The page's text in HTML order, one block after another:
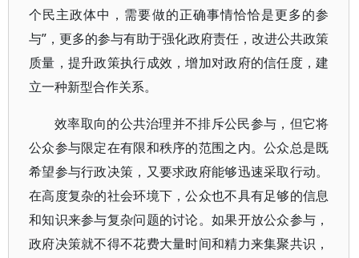
个民主政体中，需要做的正确事情恰恰是更多的参
与”，更多的参与有助于强化政府责任，改进公共政策
质量，提升政策执行成效，增加对政府的信任度，建
立一种新型合作关系。
效率取向的公共治理并不排斥公民参与，但它将
公众参与限定在有限和秩序的范围之内。公众总是既
希望参与行政决策，又要求政府能够迅速采取行动。
在高度复杂的社会环境下，公众也不具有足够的信息
和知识来参与复杂问题的讨论。如果开放公众参与，
政府决策就不得不花费大量时间和精力来集聚共识，